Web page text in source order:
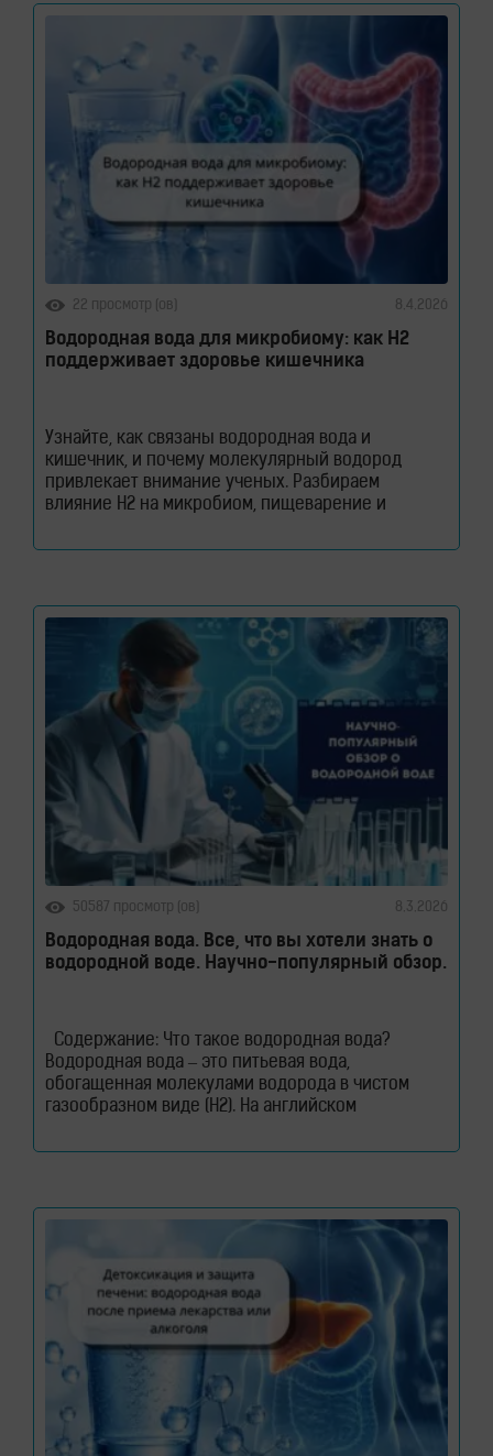
22 просмотр (ов) 8.4.2026
Водородная вода для микробиому: как H2
поддерживает здоровье кишечника
Узнайте, как связаны водородная вода и
кишечник, и почему молекулярный водород
привлекает внимание ученых. Разбираем
влияние H2 на микробиом, пищеварение и
вода влияет на кишечник и микробиом. Кишечник
ученые рассматривают его как одну из
важнейших систем организма. Именно здесь
50587 просмотр (ов) 8.3.2026
Водородная вода. Все, что вы хотели знать о
водородной воде. Научно-популярный обзор.
Содержание: Что такое водородная вода?
Водородная вода – это питьевая вода,
обогащенная молекулами водорода в чистом
газообразном виде (H2). На английском
Water (HRW) или Hydrogen Water. В такой воде
в воде. Поэтому водород содержится в